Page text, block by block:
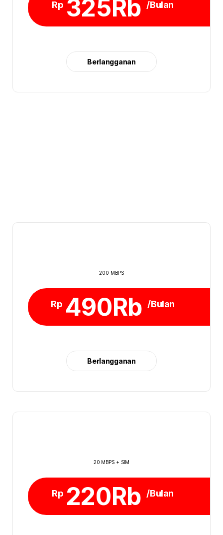
Rp 325Rb /Bulan
Berlangganan
200 MBPS
Rp 490Rb /Bulan
Berlangganan
20 MBPS + SIM
Rp 220Rb /Bulan